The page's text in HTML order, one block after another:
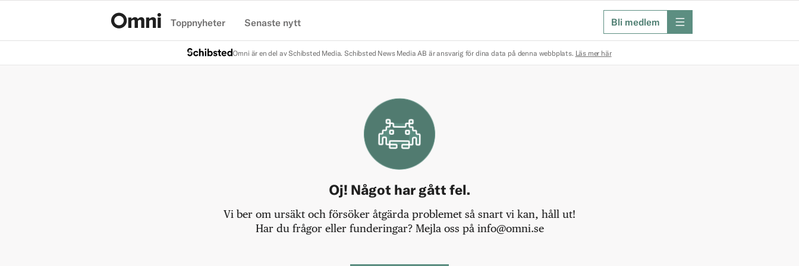
Toppnyheter Senaste nytt Bli medlem meny
Omni är en del av Schibsted Media. Schibsted News Media AB är ansvarig för dina data på denna webbplats. Läs mer här
Oj! Något har gått fel.
Vi ber om ursäkt och försöker åtgärda problemet så snart vi kan, håll ut!
Har du frågor eller funderingar? Mejla oss på info@omni.se